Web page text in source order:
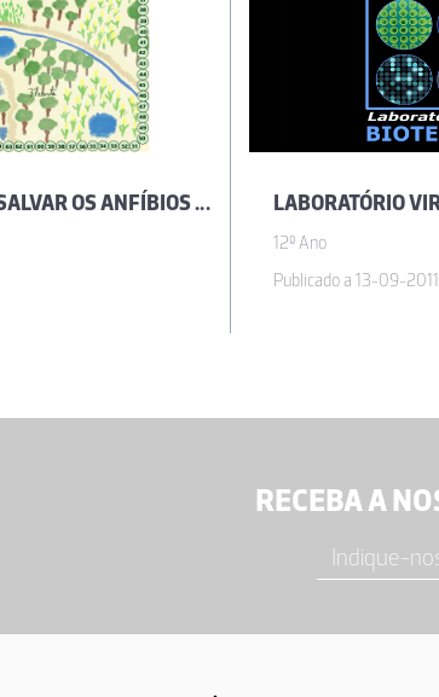
JOGO DE TABULEIRO: SALVAR OS ANFÍBIOS DE MINDELO LABORATÓRIO
12º Ano
Publicado a 13-09-2011
RECEBA A